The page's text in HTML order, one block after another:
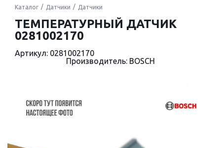
Каталог Датчики Датчики
ТЕМПЕРАТУРНЫЙ ДАТЧИК
0281002170
Артикул: 0281002170
Производитель: BOSCH